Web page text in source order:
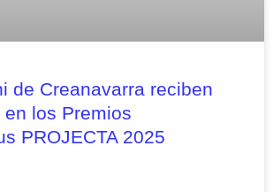
de Creanavarra reciben
en los Premios
PROJECTA 2025